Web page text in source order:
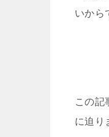
いから
この記
に迫り